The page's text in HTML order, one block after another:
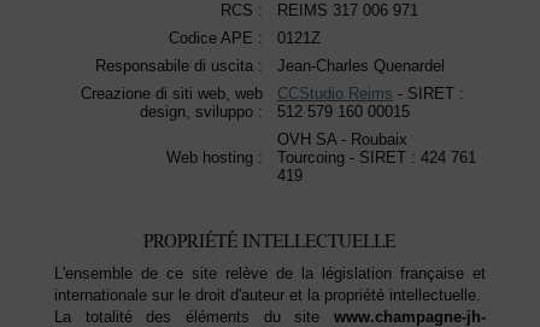
RCS :
REIMS 317 006 971
Codice APE :
0121Z
Responsabile di uscita :
Jean-Charles Quenardel
Creazione di siti web, web
design, sviluppo :
CCStudio Reims - SIRET :
512 579 160 00015
Web hosting :
OVH SA - Roubaix
Tourcoing - SIRET : 424 761
419
PROPRIÉTÉ INTELLECTUELLE
L'ensemble de ce site relève de la législation française et
internationale sur le droit d'auteur et la propriété intellectuelle.
La totalité des éléments du sitewww.champagne-jh-